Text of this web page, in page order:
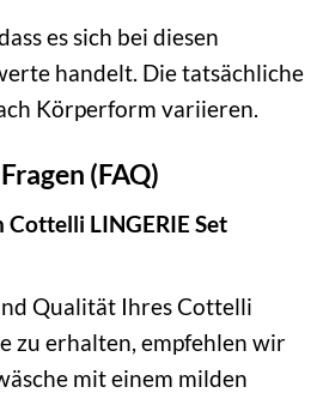
es sich bei diesen
handelt. Die tatsächliche
Körperform variieren.
(FAQ)
LINGERIE Set
Qualität Ihres Cottelli
zu erhalten, empfehlen wir
mit einem milden